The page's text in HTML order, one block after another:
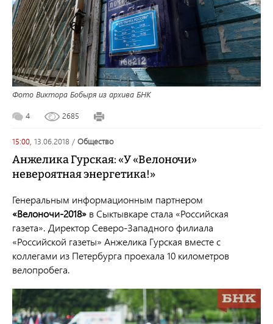
Фото Виктора Бобыря из архива БНК
4 2685
15:00, 13.06.2018 / общество
Анжелика Гурская: «У «Велоночи»
невероятная энергетика!»
Генеральным информационным партнером
«Велоночи-2018» в Сыктывкаре стала «Российская
газета». Директор Северо-Западного филиала
«Российской газеты» Анжелика Гурская вместе с
коллегами из Петербурга проехала 10 километров
велопробега.